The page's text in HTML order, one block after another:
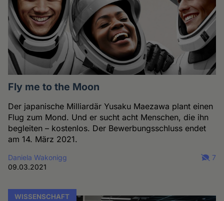
Fly me to the Moon
Der japanische Milliardär Yusaku Maezawa plant einen
Flug zum Mond. Und er sucht acht Menschen, die ihn
begleiten – kostenlos. Der Bewerbungsschluss endet
am 14. März 2021.
Daniela Wakonigg
09.03.2021
7
WISSENSCHAFT